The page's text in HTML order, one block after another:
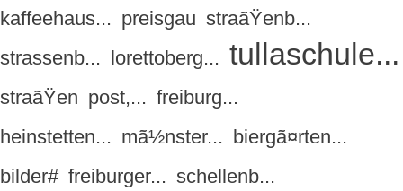
kaffeehaus... preisgau straãŸenb...
strassenb... lorettoberg... tullaschule...
straãŸen post,... freiburg...
heinstetten... mã½nster... biergã¤rten...
bilder# freiburger... schellenb...